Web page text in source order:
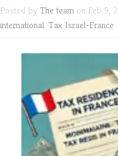
Posted by The team on Feb 9,
international, Tax Israel-France